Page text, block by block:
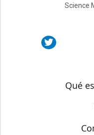
Science
Sobre SMC
Qué